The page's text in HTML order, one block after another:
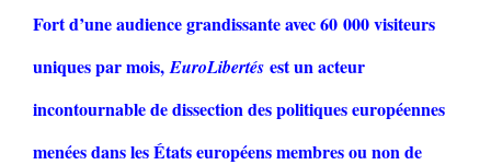
Fort d’une audience grandissante avec 60 000 visiteurs
uniques par mois, EuroLibertés est un acteur
incontournable de dissection des politiques européennes
menées dans les États européens membres ou non de